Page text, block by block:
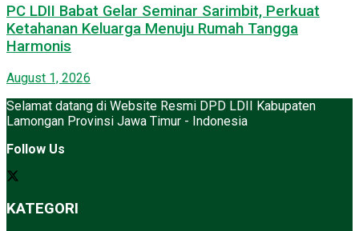
PC LDII Babat Gelar Seminar Sarimbit, Perkuat
Ketahanan Keluarga Menuju Rumah Tangga
Harmonis
August 1, 2026
Selamat datang di Website Resmi DPD LDII Kabupaten
Lamongan Provinsi Jawa Timur - Indonesia
Follow Us
KATEGORI